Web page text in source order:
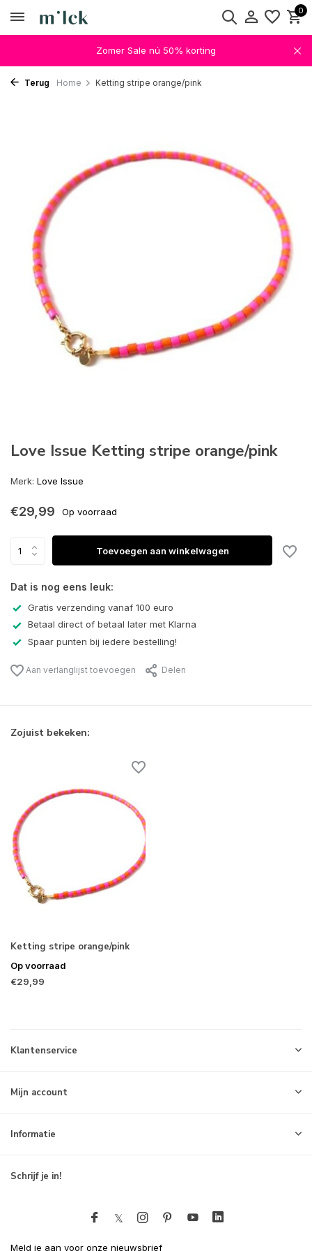
0
Zomer Sale nú 50% korting
Terug Home Ketting stripe orange/pink
Love Issue Ketting stripe orange/pink
Merk: Love Issue
€29,99 Op voorraad
Toevoegen aan winkelwagen
Dat is nog eens leuk:
Gratis verzending vanaf 100 euro
Betaal direct of betaal later met Klarna
Spaar punten bij iedere bestelling!
Aan verlanglijst toevoegen Delen
Zojuist bekeken:
Ketting stripe orange/pink
Op voorraad
€29,99
Klantenservice
Mijn account
Informatie
Schrijf je in!
Meld je aan voor onze nieuwsbrief